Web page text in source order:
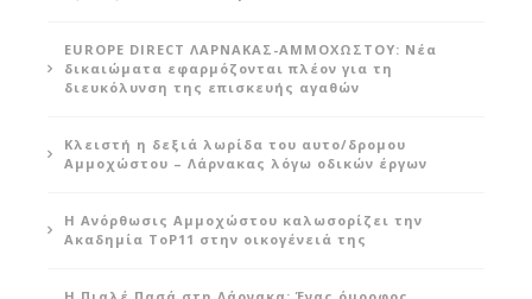
EUROPE DIRECT ΛΑΡΝΑΚΑΣ-ΑΜΜΟΧΩΣΤΟΥ: Νέα
δικαιώματα εφαρμόζονται πλέον για τη
διευκόλυνση της επισκευής αγαθών
Κλειστή η δεξιά λωρίδα του αυτο/δρομου
Αμμοχώστου – Λάρνακας λόγω οδικών έργων
Η Ανόρθωσις Αμμοχώστου καλωσορίζει την
Ακαδημία ToP11 στην οικογένειά της